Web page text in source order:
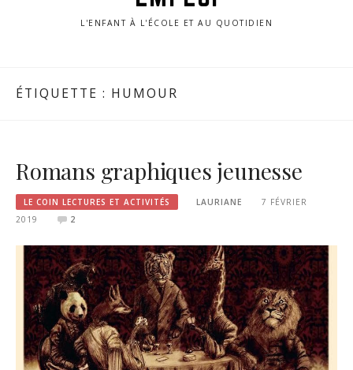
L'ENFANT À L'ÉCOLE ET AU QUOTIDIEN
ÉTIQUETTE : HUMOUR
Romans graphiques jeunesse
LE COIN LECTURES ET ACTIVITÉS LAURIANE
7 FÉVRIER
2019
2